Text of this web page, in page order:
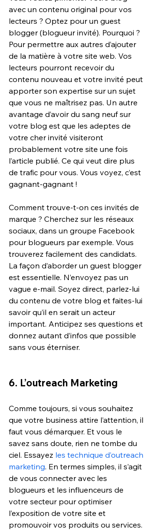
avec un contenu original pour vos
lecteurs ? Optez pour un guest
blogger (blogueur invité). Pourquoi ?
Pour permettre aux autres d’ajouter
de la matière à votre site web. Vos
lecteurs pourront recevoir du
contenu nouveau et votre invité peut
apporter son expertise sur un sujet
que vous ne maîtrisez pas. Un autre
avantage d’avoir du sang neuf sur
votre blog est que les adeptes de
votre cher invité visiteront
probablement votre site une fois
l’article publié. Ce qui veut dire plus
de trafic pour vous. Vous voyez, c’est
gagnant-gagnant !
Comment trouve-t-on ces invités de
marque ? Cherchez sur les réseaux
sociaux, dans un groupe Facebook
pour blogueurs par exemple. Vous
trouverez facilement des candidats.
La façon d’aborder un guest blogger
est essentielle. N’envoyez pas un
vague e-mail. Soyez direct, parlez-lui
du contenu de votre blog et faites-lui
savoir qu’il en serait un acteur
important. Anticipez ses questions et
donnez autant d’infos que possible
sans vous éterniser.
6. L’outreach Marketing
Comme toujours, si vous souhaitez
que votre business attire l’attention, il
faut vous démarquer. Et vous le
savez sans doute, rien ne tombe du
ciel. Essayez les technique d’outreach
marketing. En termes simples, il s’agit
de vous connecter avec les
blogueurs et les influenceurs de
votre secteur pour optimiser
l’exposition de votre site et
promouvoir vos produits ou services.